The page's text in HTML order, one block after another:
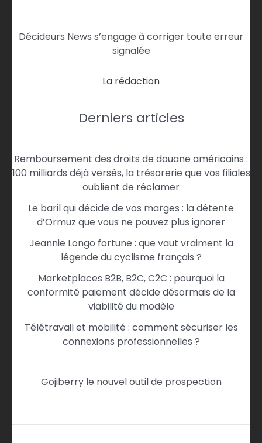
Décideurs News s’engage à corriger toute erreur
signalée
La rédaction
Derniers articles
Remboursement des droits de douane américains :
100 milliards déjà versés, la trésorerie que vos filiales
oublient de réclamer
Le baril qui décide de vos marges : la détente
d’Ormuz que vous ne pouvez plus ignorer
Jeannie Longo fortune : que vaut vraiment la
légende du cyclisme français ?
Marketplaces B2B, B2C, C2C : pourquoi la
conformité paiement décide désormais de la
viabilité du modèle
Télétravail et mobilité : comment sécuriser les
connexions professionnelles ?
Gojiberry le nouvel outil de prospection